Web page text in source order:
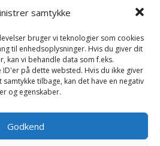
samtykke
bruger vi teknologier som cookies
til enhedsoplysninger. Hvis du giver dit
kan vi behandle data som f.eks.
på dette websted. Hvis du ikke giver
tilbage, kan det have en negativ
og egenskaber.
Godkend